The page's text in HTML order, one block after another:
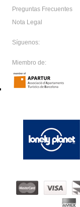
Preguntas Frecuentes
Nota Legal
Síguenos:
Miembro de: